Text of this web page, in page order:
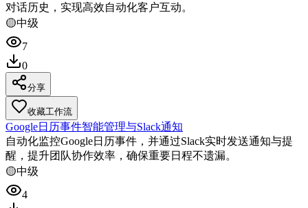
对话历史，实现高效自动化客户互动。
🟡中级
7
0
分享
收藏工作流
Google日历事件智能管理与Slack通知
自动化监控Google日历事件，并通过Slack实时发送通知与提
醒，提升团队协作效率，确保重要日程不遗漏。
🟡中级
4